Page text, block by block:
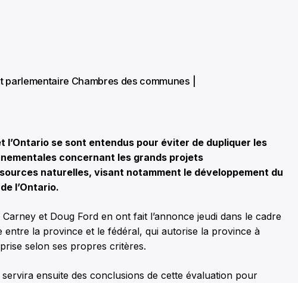
Chambres des communes |
l’Ontario se sont entendus pour éviter de dupliquer les
concernant les grands projets
naturelles, visant notamment le développement du
l’Ontario.
et Doug Ford en ont fait l’annonce jeudi dans le cadre
entre la province et le fédéral, qui autorise la province à
selon ses propres critères.
ensuite des conclusions de cette évaluation pour